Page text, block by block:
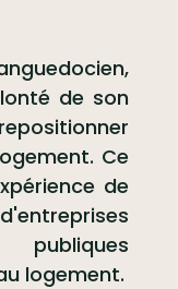
de son
Ce
de
logement.